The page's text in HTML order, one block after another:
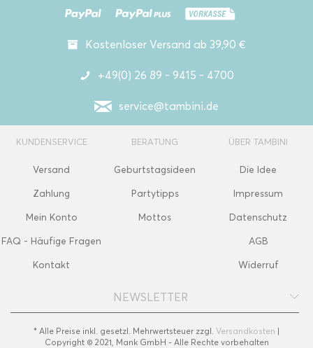
Kostenloser Versand ab 39,90 €
+49(0) 26 89 - 9415 - 4700
service@tambini.de
KUNDENSERVICE
Versand
Zahlung
Mein Konto
FAQ - Häufige Fragen
Kontakt
BERATUNG
Geburtstagsideen
Partytipps
Mottos
ÜBER TAMBINI
Die Idee
Impressum
Datenschutz
AGB
Widerruf
NEWSLETTER
* Alle Preise inkl. gesetzl. Mehrwertsteuer zzgl. Versandkosten |
Copyright © 2021, Mank GmbH - Alle Rechte vorbehalten